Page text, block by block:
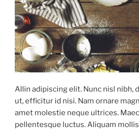
Allin adipiscing elit. Nunc nisl nibh,
ut, efficitur id nisi. Nam ornare
amet molestie neque ultrices.
pellentesque luctus. Aliquam